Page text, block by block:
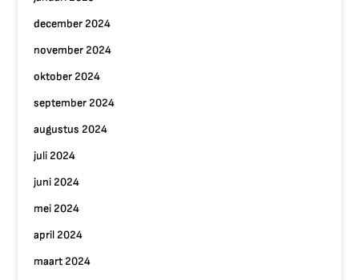
december 2024
november 2024
oktober 2024
september 2024
augustus 2024
juli 2024
juni 2024
mei 2024
april 2024
maart 2024